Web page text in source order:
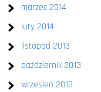
marzec 2014
luty 2014
listopad 2013
październik 2013
wrzesień 2013